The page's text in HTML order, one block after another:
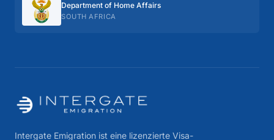
Department of Home Affairs
SOUTH AFRICA
Intergate Emigration ist eine lizenzierte Visa-